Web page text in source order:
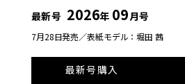
最新号 2026年 09月号
7月28日発売／表紙モデル：堀田 茜
最新号購入